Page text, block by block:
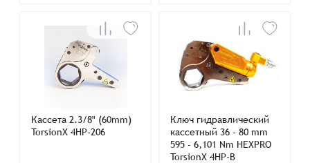
Кассета 2.3/8" (60mm)
TorsionX 4HP-206
Ключ гидравлический
кассетный 36 - 80 mm
595 - 6,101 Nm HEXPRO
TorsionX 4HP-B